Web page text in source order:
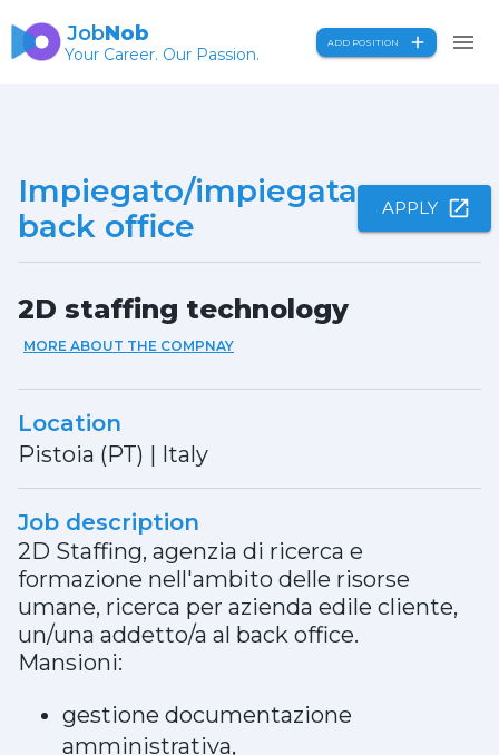
JobNob
Your Career. Our Passion.
ADD POSITION
Impiegato/impiegata
back office
APPLY
2D staffing technology
MORE ABOUT THE COMPNAY
Location
Pistoia (PT) | Italy
Job description
2D Staffing, agenzia di ricerca e
formazione nell'ambito delle risorse
umane, ricerca per azienda edile cliente,
un/una addetto/a al back office.
Mansioni:
gestione documentazione
amministrativa,